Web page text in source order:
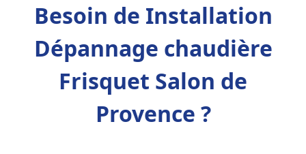
Besoin de Installation
Dépannage chaudière
Frisquet Salon de
Provence ?